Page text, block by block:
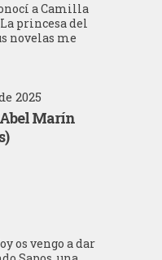
a Camilla
princesa del
novelas me
2025
Marín
os vengo a dar